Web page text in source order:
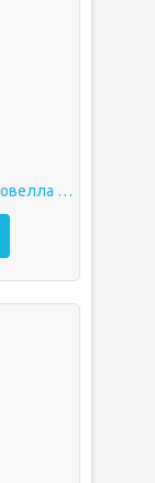
Визуальная новелла на андроид